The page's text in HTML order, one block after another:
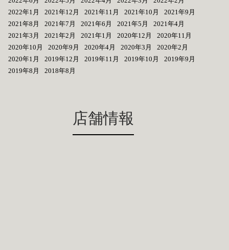
2022年1月
2021年12月 2021年11月 2021年10月
2021年9月
2021年8月
2021年7月 2021年6月 2021年5月
2021年4月
2021年3月
2021年2月 2021年1月 2020年12月
2020年11月
2020年10月
2020年9月 2020年4月 2020年3月
2020年2月
2020年1月
2019年12月 2019年11月 2019年10月
2019年9月
2019年8月
2018年8月
店舗情報